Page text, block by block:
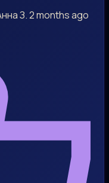
З.2 months ago